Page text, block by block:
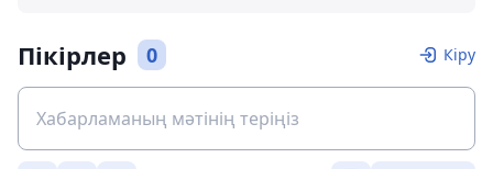
Пікірлер 0 Кіру